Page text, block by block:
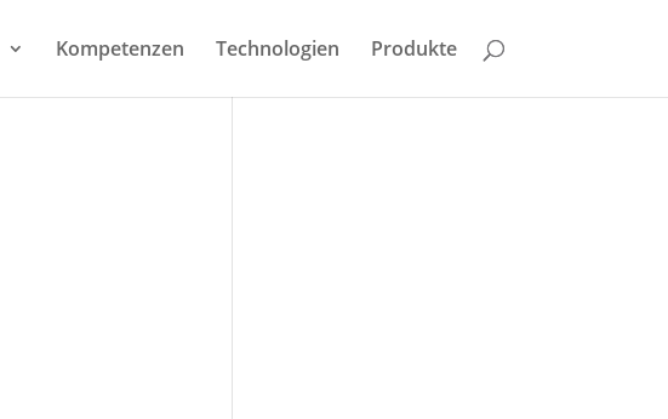
Kompetenzen Technologien Produkte